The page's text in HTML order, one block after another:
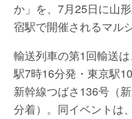
か」を、7月25日に山
宿駅で開催されるマル
輸送列車の第1回輸送
駅7時16分発・東京駅
新幹線つばさ136号（
分着）。同イベントは